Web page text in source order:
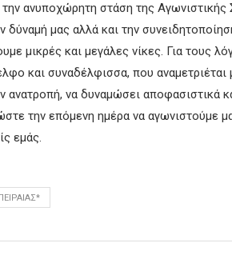
την ανυποχώρητη στάση της
δύναμή μας αλλά και την
μικρές και μεγάλες νίκες. Για τους
και συναδέλφισσα, που
ανατροπή, να δυναμώσει αποφασιστικά
την επόμενη ημέρα να αγωνιστούμε
εμάς.
ΠΕΙΡΑΙΆΣ*